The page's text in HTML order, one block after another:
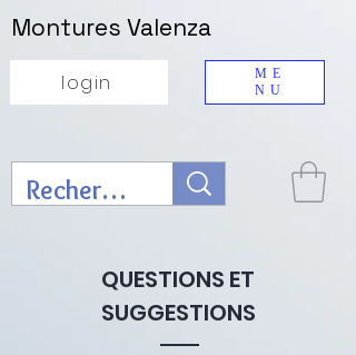
ME
NU
Montures Valenza
login
QUESTIONS ET
SUGGESTIONS